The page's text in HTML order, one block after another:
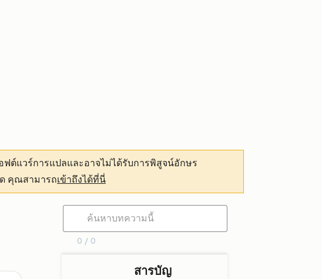
ต์แวร์การแปลและอาจไม่ได้รับการพิสูจน์อักษร
คุณสามารถเข้าถึงได้ที่นี่
0 / 0
สารบัญ